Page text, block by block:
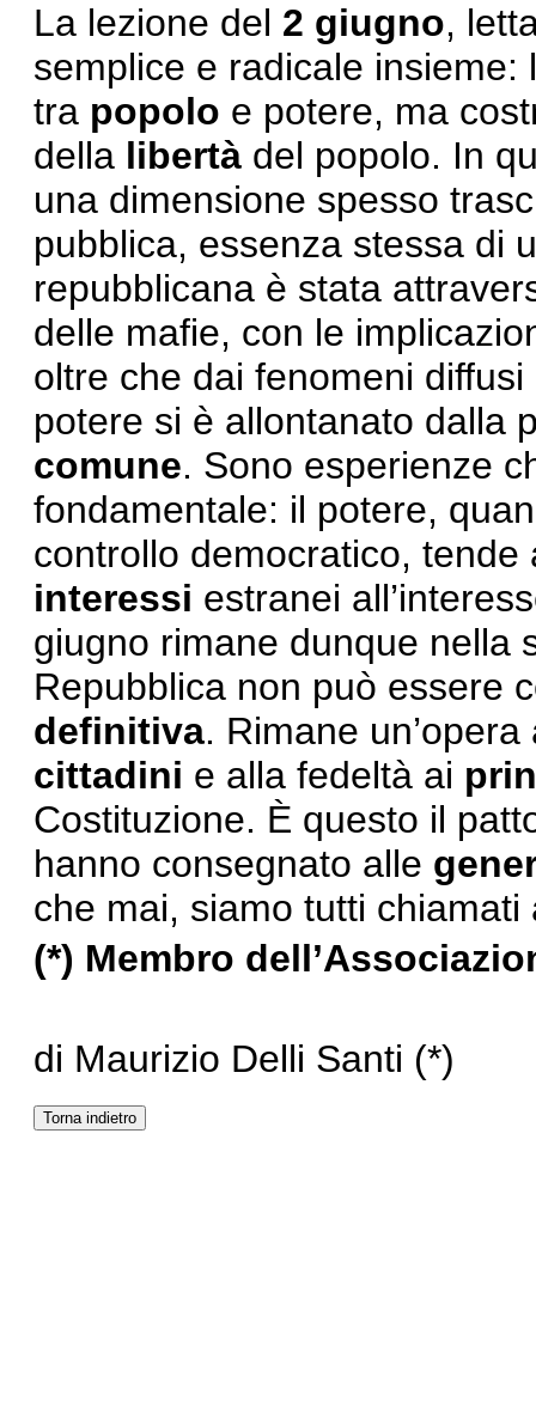
La lezione del 2 giugno,
semplice e radicale
tra popolo e potere, ma
della libertà del popolo. In
una dimensione spesso
pubblica, essenza stessa di
repubblicana è stata
delle mafie, con le
oltre che dai fenomeni
potere si è allontanato dalla
comune. Sono esperienze
fondamentale: il potere,
controllo democratico,
interessi estranei
giugno rimane dunque nella
Repubblica non può essere
definitiva. Rimane
cittadini e alla fedeltà ai
Costituzione. È questo il
hanno consegnato alle
che mai, siamo tutti
(*) Membro dell’
di Maurizio Delli Santi (*)